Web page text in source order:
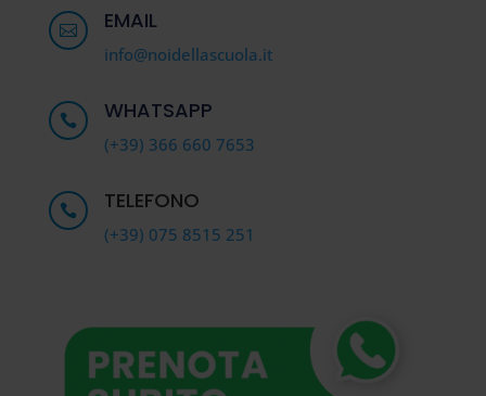
 EMAIL
info@noidellascuola.it
 WHATSAPP
(+39) 366 660 7653
 TELEFONO
(+39) 075 8515 251